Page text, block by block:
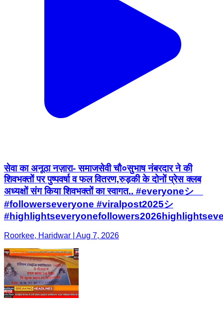
सेवा का अनूठा नज़ारा- समाजसेवी चौ०सुभाष नंबरदार ने की
शिवभक्तों पर पुष्पवर्षा व फल वितरण,रुड़की के दोनों प्रेस क्लब
अध्यक्षों संग किया शिवभक्तों का स्वागत.. #everyoneシ゚
#followerseveryone #viralpost2025シ
Roorkee, Haridwar | Aug 7, 2026